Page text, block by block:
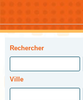
Rechercher
Ville